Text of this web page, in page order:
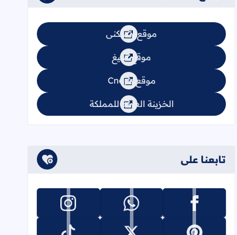
المرجعية
موقع السكنى
موقع تبليغ
موقع Cnops
الخزينة العامة للمملكة
تابعنا على
تابعنا على facebook تابعنا على whatsapp تابعنا على instagram